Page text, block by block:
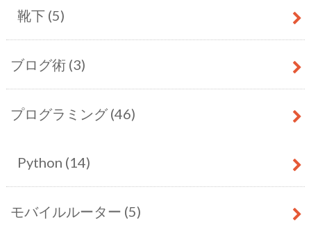
靴下 (5)
ブログ術 (3)
プログラミング (46)
Python (14)
モバイルルーター (5)